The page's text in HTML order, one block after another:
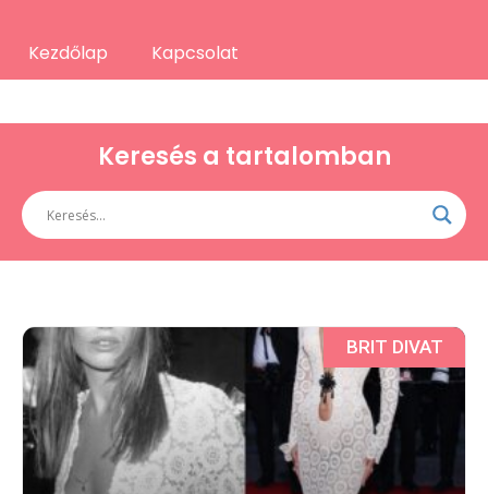
Kezdőlap Kapcsolat
Keresés a tartalomban
BRIT DIVAT